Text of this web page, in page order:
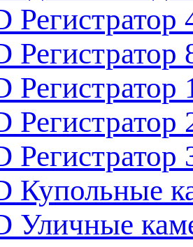
Регистратор
Регистратор
Регистратор
Регистратор
Регистратор
Купольные
Уличные